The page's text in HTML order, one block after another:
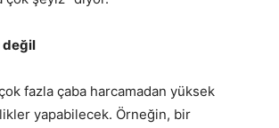
değil
fazla çaba harcamadan yüksek
yapabilecek. Örneğin, bir